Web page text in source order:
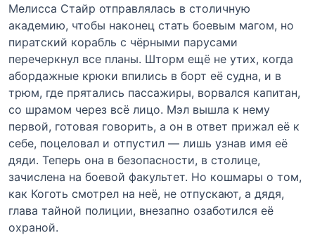
Мелисса Стайр отправлялась в столичную
академию, чтобы наконец стать боевым магом, но
пиратский корабль с чёрными парусами
перечеркнул все планы. Шторм ещё не утих, когда
абордажные крюки впились в борт её судна, и в
трюм, где прятались пассажиры, ворвался капитан,
со шрамом через всё лицо. Мэл вышла к нему
первой, готовая говорить, а он в ответ прижал её к
себе, поцеловал и отпустил — лишь узнав имя её
дяди. Теперь она в безопасности, в столице,
зачислена на боевой факультет. Но кошмары о том,
как Коготь смотрел на неё, не отпускают, а дядя,
глава тайной полиции, внезапно озаботился её
охраной.